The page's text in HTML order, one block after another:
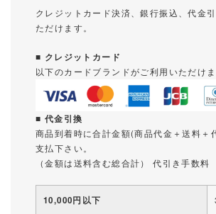
クレジットカード決済、銀行振込、代金
ただけます。
■ クレジットカード
以下のカードブランドがご利用いただけま
■ 代金引換
商品到着時に合計金額(商品代金＋送料＋
支払下さい。
（金額は送料含む総合計） 代引き手数料
10,000円以下